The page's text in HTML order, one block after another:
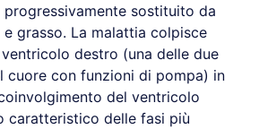
progressivamente sostituito da
grasso. La malattia colpisce
destro (una delle due
cuore con funzioni di pompa) in
del ventricolo
caratteristico delle fasi più